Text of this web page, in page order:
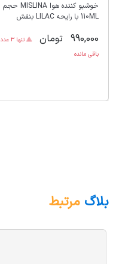
خوشبو کننده هوا MISLINA حجم
110ML با رایحه LILAC بنفش
990,000 تومان
تنها 3 عدد
باقی مانده
بلاگ مرتبط